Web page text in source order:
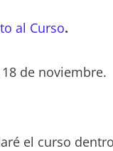
al Curso.
de noviembre.
el curso dentro